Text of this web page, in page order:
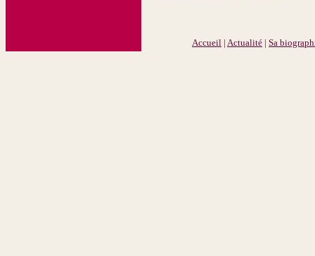
Accueil | Actualité | Sa